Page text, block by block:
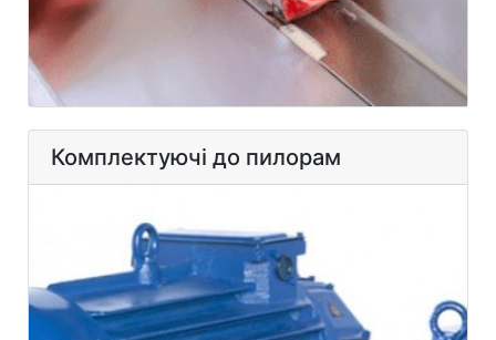
Комплектуючі до пилорам